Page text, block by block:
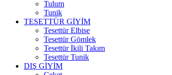
Tulum
Tunik
TESETTÜR GİYİM
Tesettür Elbise
Tesettür Gömlek
Tesettür İkili Takım
Tesettür Tunik
DIŞ GİYİM